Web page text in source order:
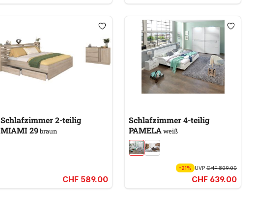
Schlafzimmer 2-teilig
MIAMI 29braun
CHF 589.00
Schlafzimmer 4-teilig
PAMELAweiß
-21% UVP CHF 809.00
CHF 639.00